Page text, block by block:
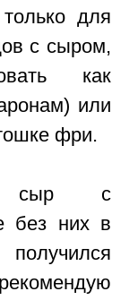
для
с сыром,
как
или
фри.
сыр с
без них в